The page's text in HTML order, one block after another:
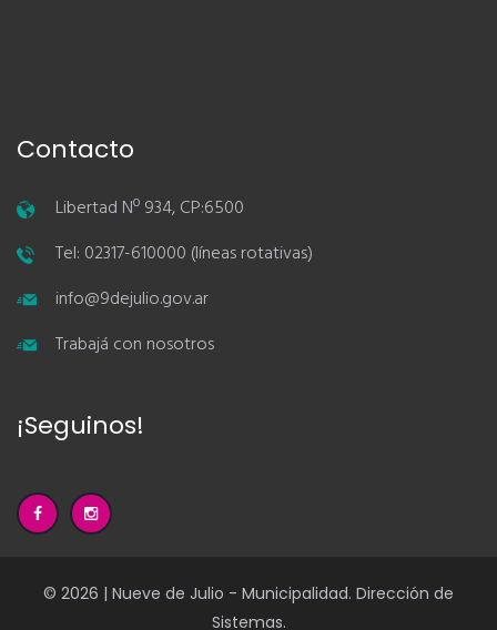
Contacto
Libertad Nº 934, CP:6500
Tel: 02317-610000 (líneas rotativas)
info@9dejulio.gov.ar
Trabajá con nosotros
¡Seguinos!
© 2026 | Nueve de Julio - Municipalidad. Dirección de
Sistemas.